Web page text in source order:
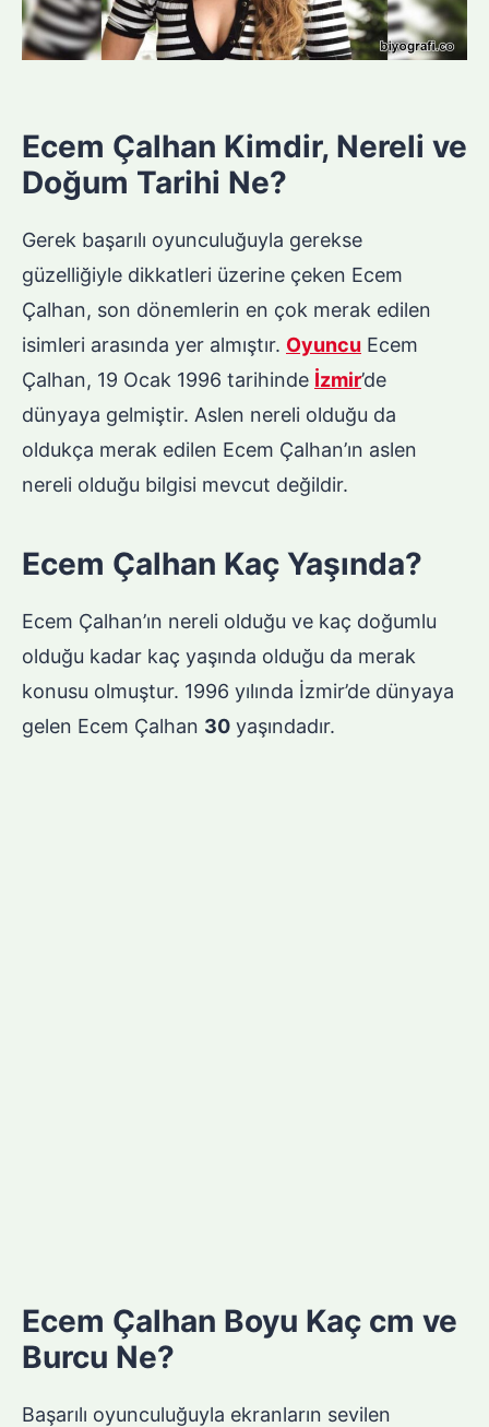
Ecem Çalhan Kimdir, Nereli ve
Doğum Tarihi Ne?
Gerek başarılı oyunculuğuyla gerekse
güzelliğiyle dikkatleri üzerine çeken Ecem
Çalhan, son dönemlerin en çok merak edilen
isimleri arasında yer almıştır. Oyuncu Ecem
Çalhan, 19 Ocak 1996 tarihinde İzmir’de
dünyaya gelmiştir. Aslen nereli olduğu da
oldukça merak edilen Ecem Çalhan’ın aslen
nereli olduğu bilgisi mevcut değildir.
Ecem Çalhan Kaç Yaşında?
Ecem Çalhan’ın nereli olduğu ve kaç doğumlu
olduğu kadar kaç yaşında olduğu da merak
konusu olmuştur. 1996 yılında İzmir’de dünyaya
gelen Ecem Çalhan 30 yaşındadır.
Ecem Çalhan Boyu Kaç cm ve
Burcu Ne?
Başarılı oyunculuğuyla ekranların sevilen